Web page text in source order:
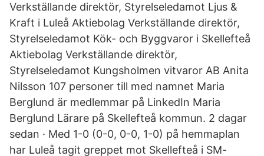
Verkställande direktör, Styrelseledamot Ljus &
Kraft i Luleå Aktiebolag Verkställande direktör,
Styrelseledamot Kök- och Byggvaror i Skellefteå
Aktiebolag Verkställande direktör,
Styrelseledamot Kungsholmen vitvaror AB Anita
Nilsson 107 personer till med namnet Maria
Berglund är medlemmar på LinkedIn Maria
Berglund Lärare på Skellefteå kommun. 2 dagar
sedan · Med 1-0 (0-0, 0-0, 1-0) på hemmaplan
har Luleå tagit greppet mot Skellefteå i SM-